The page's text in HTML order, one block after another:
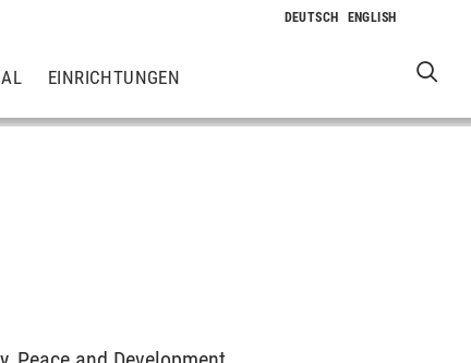
EINRICHTUNGEN